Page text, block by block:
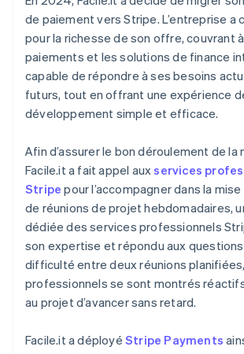
de paiement vers Stripe. L’entreprise a
pour la richesse de son offre, couvrant
paiements et les solutions de finance
capable de répondre à ses besoins
futurs, tout en offrant une expérience
développement simple et efficace.
Afin d’assurer le bon déroulement de la
Facile.it a fait appel auxservices
Stripe pour l’accompagner dans la
de réunions de projet hebdomadaires,
dédiée des services professionnels
son expertise et répondu aux
difficulté entre deux réunions
professionnels se sont montrés
au projet d’avancer sans retard.
Facile.it a déployé Stripe Payments